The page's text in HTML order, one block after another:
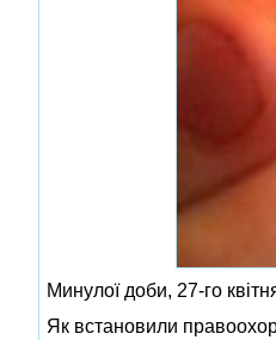
Минулої доби, 27-го
Як встановили